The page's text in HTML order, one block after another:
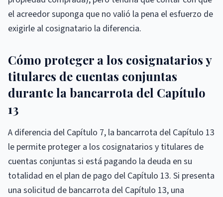
el acreedor suponga que no valió la pena el esfuerzo de
exigirle al cosignatario la diferencia.
Cómo proteger a los cosignatarios y
titulares de cuentas conjuntas
durante la bancarrota del Capítulo
13
A diferencia del Capítulo 7, la bancarrota del Capítulo 13
le permite proteger a los cosignatarios y titulares de
cuentas conjuntas si está pagando la deuda en su
totalidad en el plan de pago del Capítulo 13. Si presenta
una solicitud de bancarrota del Capítulo 13, una